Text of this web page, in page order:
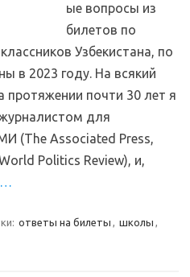
ые вопросы из
билетов по
Узбекистана, по
в 2023 году. На всякий
протяжении почти 30 лет я
для
(The Associated Press,
Politics Review), и,
…
ответы на билеты , школы ,